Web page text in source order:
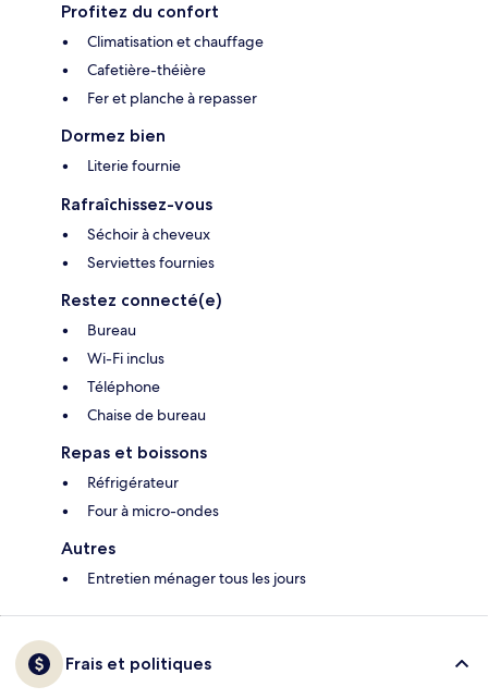
Profitez du confort
Climatisation et chauffage
Cafetière-théière
Fer et planche à repasser
Dormez bien
Literie fournie
Rafraîchissez-vous
Séchoir à cheveux
Serviettes fournies
Restez connecté(e)
Bureau
Wi-Fi inclus
Téléphone
Chaise de bureau
Repas et boissons
Réfrigérateur
Four à micro-ondes
Autres
Entretien ménager tous les jours
Frais et politiques